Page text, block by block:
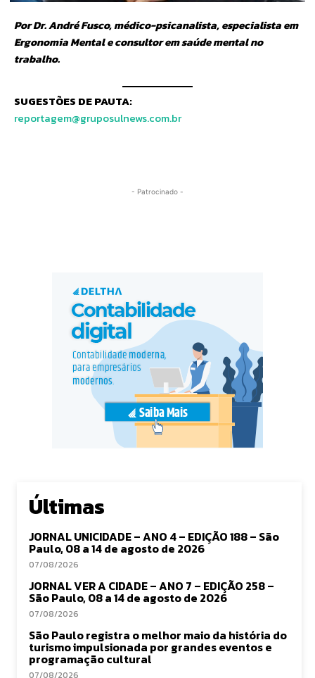
Por Dr. André Fusco, médico-psicanalista, especialista em
Ergonomia Mental e consultor em saúde mental no
trabalho.
SUGESTÕES DE PAUTA:
reportagem@gruposulnews.com.br
- Patrocinado -
Últimas
JORNAL UNICIDADE – ANO 4 – EDIÇÃO 188 – São
Paulo, 08 a 14 de agosto de 2026
07/08/2026
JORNAL VER A CIDADE – ANO 7 – EDIÇÃO 258 –
São Paulo, 08 a 14 de agosto de 2026
07/08/2026
São Paulo registra o melhor maio da história do
turismo impulsionada por grandes eventos e
programação cultural
07/08/2026